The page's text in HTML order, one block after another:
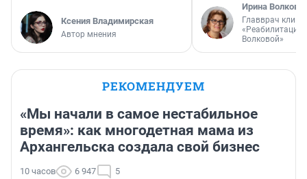
Ксения Владимирская
Автор мнения
Ирина Волкова
Главврач
«Реабилитация
Волковой»
РЕКОМЕНДУЕМ
«Мы начали в самое нестабильное
время»: как многодетная мама из
Архангельска создала свой бизнес
10 часов 6 947 5